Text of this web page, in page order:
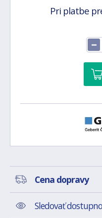
Pri platbe
Cena dopravy
Sledovať